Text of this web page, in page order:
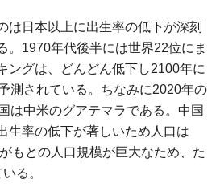
は日本以上に出生率の低下が深刻
。1970年代後半には世界22位にま
ングは、どんどん低下し2100年に
測されている。ちなみに2020年の
は中米のグアテマラである。中国
生率の低下が著しいため人口は
もとの人口規模が巨大なため、た
る。